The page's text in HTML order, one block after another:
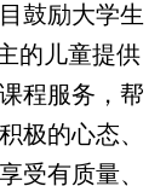
鼓励大学生
的儿童提供
程服务，帮
极的心态、
受有质量、